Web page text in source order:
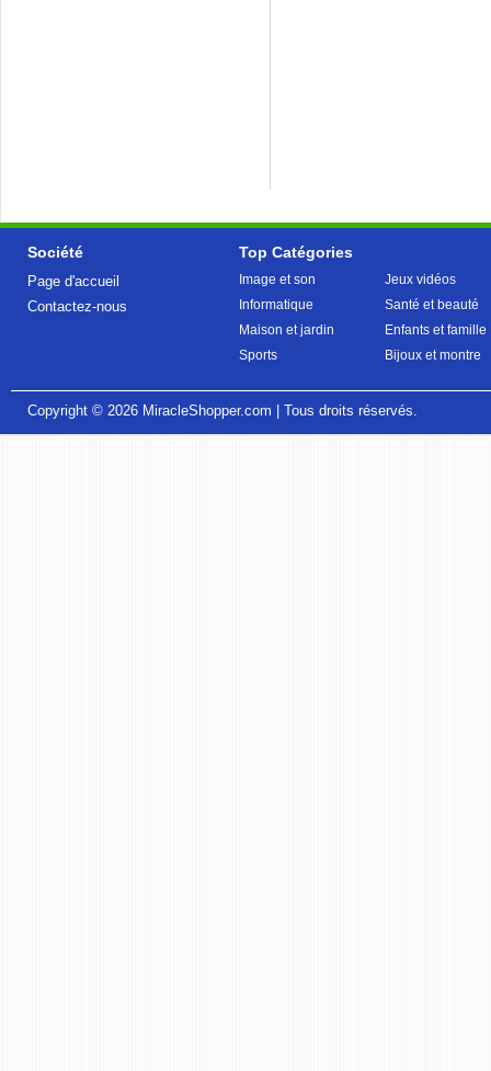
Société
Page d'accueil
Contactez-nous
Top Catégories
Image et son
Informatique
Maison et jardin
Sports
Jeux vidéos
Santé et beauté
Enfants et famille
Bijoux et montre
Copyright © 2026 MiracleShopper.com | Tous droits réservés.